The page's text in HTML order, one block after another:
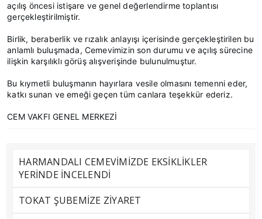
açılış öncesi istişare ve genel değerlendirme toplantısı
gerçekleştirilmiştir.
Birlik, beraberlik ve rızalık anlayışı içerisinde gerçekleştirilen bu
anlamlı buluşmada, Cemevimizin son durumu ve açılış sürecine
ilişkin karşılıklı görüş alışverişinde bulunulmuştur.
Bu kıymetli buluşmanın hayırlara vesile olmasını temenni eder,
katkı sunan ve emeği geçen tüm canlara teşekkür ederiz.
CEM VAKFI GENEL MERKEZİ
HARMANDALI CEMEVİMİZDE EKSİKLİKLER
YERİNDE İNCELENDİ
TOKAT ŞUBEMİZE ZİYARET